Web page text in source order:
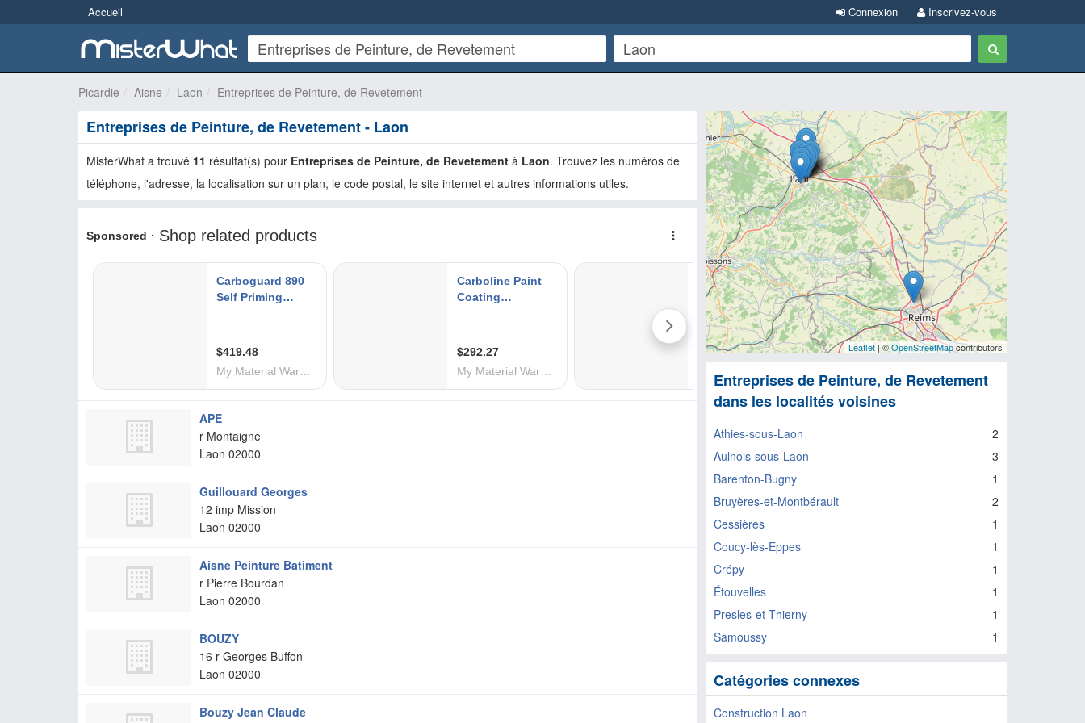
Accueil Inscrivez-vous
Connexion
Picardie Aisne Laon Entreprises de Peinture, de Revetement
Entreprises de Peinture, de Revetement - Laon
MisterWhat a trouvé 11 résultat(s) pour Entreprises de Peinture, de Revetement à Laon. Trouvez les numéros de
téléphone, l'adresse, la localisation sur un plan, le code postal, le site internet et autres informations utiles.
APE
r Montaigne
Laon 02000
Guillouard Georges
12 imp Mission
Laon 02000
Aisne Peinture Batiment
r Pierre Bourdan
Laon 02000
BOUZY
16 r Georges Buffon
Laon 02000
Bouzy Jean Claude
Leaflet| ©OpenStreetMapcontributors
Entreprises de Peinture, de Revetement
dans les localités voisines
Athies-sous-Laon
2
Aulnois-sous-Laon
3
Barenton-Bugny
1
Bruyères-et-Montbérault
2
Cessières
1
Coucy-lès-Eppes
1
Crépy
1
Étouvelles
1
Presles-et-Thierny
1
Samoussy
1
Catégories connexes
Construction Laon